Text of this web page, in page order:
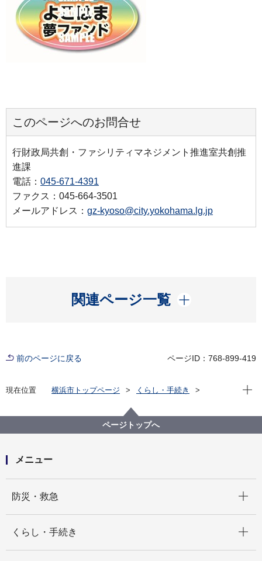
このページへのお問合せ
行財政局共創・ファシリティマネジメント推進室共創推
進課
電話： 045-671-4391
ファクス：045-664-3501
メールアドレス： gz-kyoso@city.yokohama.lg.jp
関連ページ一覧
開く
前のページに戻る ページID：768-899-419
現在位置 横浜市トップページ
くらし・手続き
よこはま夢ファンド
よこはま夢ファンドの活用（助成金、団体登録等）
よこはま夢ファンドロゴマークの使用について
現在
ページトップへ
メニュー
防災・救急
くらし・手続き